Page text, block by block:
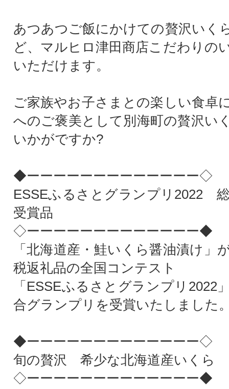
あつあつご飯にかけての贅沢いく
ど、マルヒロ津田商店こだわりの
いただけます。
ご家族やお子さまとの楽しい食卓
へのご褒美として別海町の贅沢い
いかがですか?
◆ーーーーーーーーーーーーー◇
ESSEふるさとグランプリ2022
受賞品
◇ーーーーーーーーーーーーー◆
「北海道産・鮭いくら醤油漬け」
税返礼品の全国コンテスト
「ESSEふるさとグランプリ2022
合グランプリを受賞いたしました
◆ーーーーーーーーーーーーー◇
旬の贅沢 希少な北海道産いくら
◇ーーーーーーーーーーーーー◆